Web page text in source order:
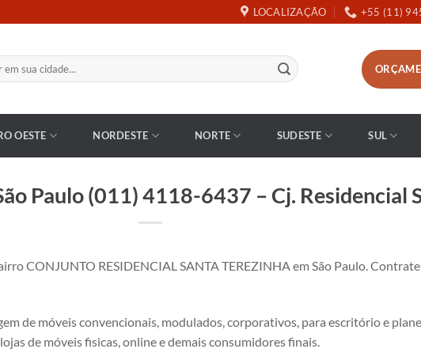
LOCALIZAÇÃO +55 (11)
OESTE NORDESTE NORTE SUDESTE SUL
Paulo (011) 4118-6437 – Cj. Residencial
CONJUNTO RESIDENCIAL SANTA TEREZINHA em São Paulo.
de móveis convencionais, modulados, corporativos, para escritório e
de móveis fisicas, online e demais consumidores finais.